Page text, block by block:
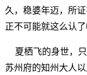
久，稳婆年迈，所
正不可能就这么认了
夏栖飞的身世，
苏州府的知州大人